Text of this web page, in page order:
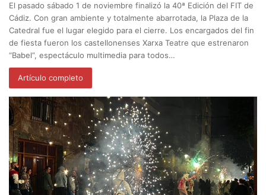
El pasado sábado 1 de noviembre finalizó la 40ª Edición del FIT de
Cádiz. Con gran ambiente y totalmente abarrotada, la Plaza de la
Catedral fue el lugar elegido para el cierre. Los encargados del fin
de fiesta fueron los castellonenses Xarxa Teatre que estrenaron
“Babel”, espectáculo multimedia para todos…
Artículo completo